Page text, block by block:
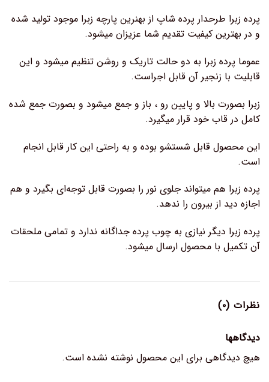
پرده زبرا طرحدار پرده شاپ از بهنرین پارچه زبرا موجود تولید شده
و در بهترین کیفیت تقدیم شما عزیزان میشود.
عموما پرده زبرا به دو حالت تاریک و روشن تنظیم میشود و این
قابلیت با زنجیر آن قابل اجراست.
زبرا بصورت بالا و پایین رو ، باز و جمع میشود و بصورت جمع شده
کامل در قاب خود قرار میگیرد.
این محصول قابل شستشو بوده و به راحتی این کار قابل انجام
است.
پرده زبرا هم میتواند جلوی نور را بصورت قابل توجه‌ای بگیرد و هم
اجازه دید از بیرون را ندهد.
پرده زبرا دیگر نیازی به چوب پرده جداگانه ندارد و تمامی ملحقات
آن تکمیل با محصول ارسال میشود.
نظرات (۰)
دیدگاهها
هیچ دیدگاهی برای این محصول نوشته نشده است.